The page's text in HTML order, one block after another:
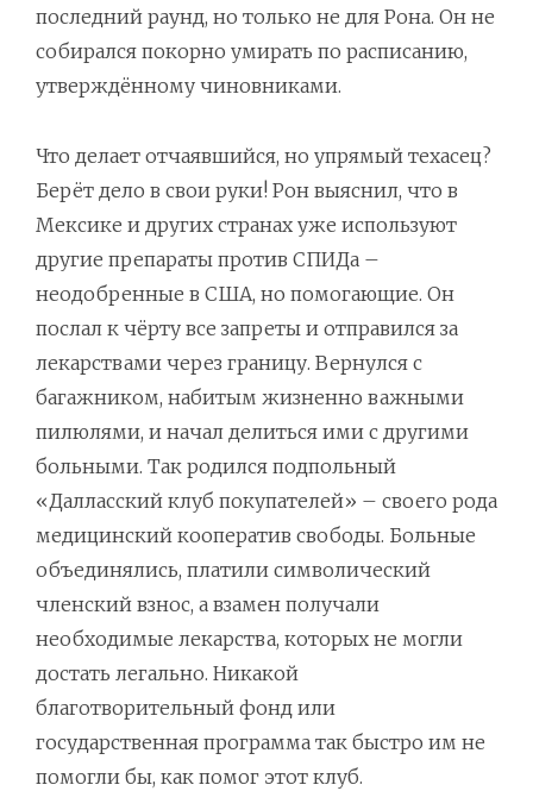
последний раунд, но только не для Рона. Он не
собирался покорно умирать по расписанию,
утверждённому чиновниками.
Что делает отчаявшийся, но упрямый техасец?
Берёт дело в свои руки! Рон выяснил, что в
Мексике и других странах уже используют
другие препараты против СПИДа –
неодобренные в США, но помогающие. Он
послал к чёрту все запреты и отправился за
лекарствами через границу. Вернулся с
багажником, набитым жизненно важными
пилюлями, и начал делиться ими с другими
больными. Так родился подпольный
«Далласский клуб покупателей» – своего рода
медицинский кооператив свободы. Больные
объединялись, платили символический
членский взнос, а взамен получали
необходимые лекарства, которых не могли
достать легально. Никакой
благотворительный фонд или
государственная программа так быстро им не
помогли бы, как помог этот клуб.